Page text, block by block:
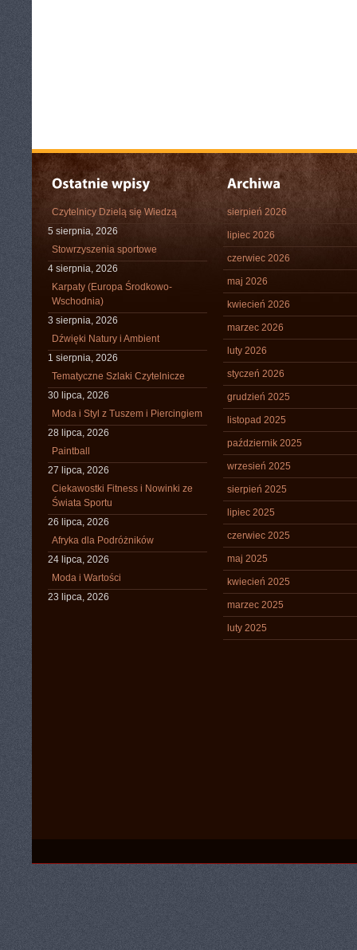
Czytelnicy Dzielą się Wiedzą
5 sierpnia, 2026
Stowrzyszenia sportowe
4 sierpnia, 2026
Karpaty (Europa Środkowo-
Wschodnia)
3 sierpnia, 2026
Dźwięki Natury i Ambient
1 sierpnia, 2026
Tematyczne Szlaki Czytelnicze
30 lipca, 2026
Moda i Styl z Tuszem i Piercingiem
28 lipca, 2026
Paintball
27 lipca, 2026
Ciekawostki Fitness i Nowinki ze
Świata Sportu
26 lipca, 2026
Afryka dla Podróżników
24 lipca, 2026
Moda i Wartości
23 lipca, 2026
sierpień 2026
lipiec 2026
czerwiec 2026
maj 2026
kwiecień 2026
marzec 2026
luty 2026
styczeń 2026
grudzień 2025
listopad 2025
październik 2025
wrzesień 2025
sierpień 2025
lipiec 2025
czerwiec 2025
maj 2025
kwiecień 2025
marzec 2025
luty 2025